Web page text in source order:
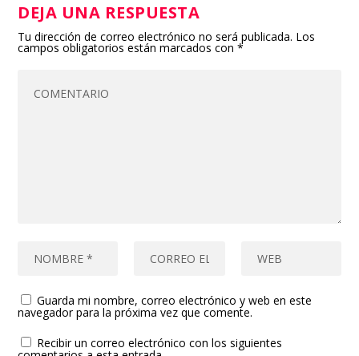
DEJA UNA RESPUESTA
Tu dirección de correo electrónico no será publicada. Los
campos obligatorios están marcados con*
Guarda mi nombre, correo electrónico y web en este
navegador para la próxima vez que comente.
Recibir un correo electrónico con los siguientes